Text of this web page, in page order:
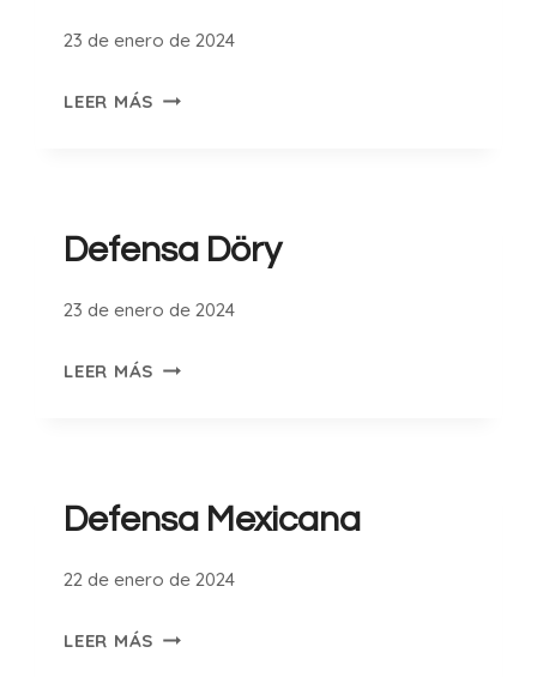
23 de enero de 2024
LEER MÁS DEFENSA
Defensa Döry
23 de enero de 2024
LEER MÁS DEFENSA
Defensa Mexicana
22 de enero de 2024
LEER MÁS DEFENSA